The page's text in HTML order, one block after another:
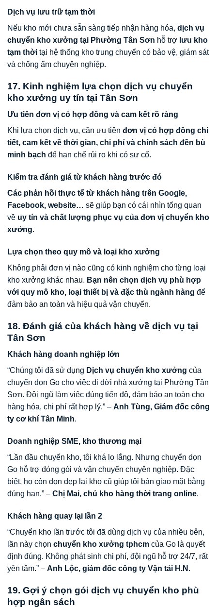
Dịch vụ lưu trữ tạm thời
Nếu kho mới chưa sẵn sàng tiếp nhận hàng hóa, dịch vụ
chuyển kho xưởng tại Phường Tân Sơn hỗ trợ lưu kho
tạm thời tại hệ thống kho trung chuyển có bảo vệ, giám sát
và chống ẩm chuyên nghiệp.
17. Kinh nghiệm lựa chọn dịch vụ chuyển
kho xưởng uy tín tại Tân Sơn
Ưu tiên đơn vị có hợp đồng và cam kết rõ ràng
Khi lựa chọn dịch vụ, cần ưu tiên đơn vị có hợp đồng chi
tiết, cam kết về thời gian, chi phí và chính sách đền bù
minh bạch để hạn chế rủi ro khi có sự cố.
Kiểm tra đánh giá từ khách hàng trước đó
Các phản hồi thực tế từ khách hàng trên Google,
Facebook, website… sẽ giúp bạn có cái nhìn tổng quan
về uy tín và chất lượng phục vụ của đơn vị chuyển kho
xưởng.
Lựa chọn theo quy mô và loại kho xưởng
Không phải đơn vị nào cũng có kinh nghiệm cho từng loại
kho xưởng khác nhau. Bạn nên chọn dịch vụ phù hợp
với quy mô kho, loại thiết bị và đặc thù ngành hàng để
đảm bảo an toàn và hiệu quả vận chuyển.
18. Đánh giá của khách hàng về dịch vụ tại
Tân Sơn
Khách hàng doanh nghiệp lớn
“Chúng tôi đã sử dụng Dịch vụ chuyển kho xưởng của
chuyển dọn Go cho việc di dời nhà xưởng tại Phường Tân
Sơn. Đội ngũ làm việc đúng tiến độ, đảm bảo an toàn cho
hàng hóa, chi phí rất hợp lý.” – Anh Tùng, Giám đốc công
ty cơ khí Tân Minh.
Doanh nghiệp SME, kho thương mại
“Lần đầu chuyển kho, tôi khá lo lắng. Nhưng chuyển dọn
Go hỗ trợ đóng gói và vận chuyển chuyên nghiệp. Đặc
biệt, họ còn dọn dẹp lại kho cũ giúp tôi bàn giao mặt bằng
đúng hạn.” – Chị Mai, chủ kho hàng thời trang online.
Khách hàng quay lại lần 2
“Chuyển kho lần trước tôi đã dùng dịch vụ của nhiều bên,
lần này chọn chuyển kho xưởng tphcm của Go là quyết
định đúng. Không phát sinh chi phí, đội ngũ hỗ trợ 24/7, rất
yên tâm.” – Anh Lộc, giám đốc công ty Vận tải H.N .
19. Gợi ý chọn gói dịch vụ chuyển kho phù
hợp ngân sách